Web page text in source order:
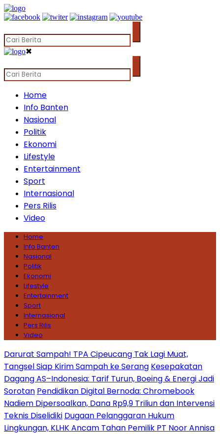
✖
Home
Info Banten
Nasional
Politik
Ekonomi
Lifestyle
Entertainment
Sport
Internasional
Pers Rilis
Video
Home
Info Banten
Nasional
Politik
Ekonomi
Lifestyle
Entertainment
Sport
Internasional
Pers Rilis
Video
Darurat Sampah! TPA Cipeucang Tak Lagi Muat,
Tangsel Siap Kirim Sampah ke Serang Kesepakatan
Dagang AS–Indonesia: Tarif Turun, Boeing & Energi Jadi
Sorotan Pendidikan Digital Bernoda: Chromebook
Nadiem Dipersoalkan, Dana Rp9,9 Triliun dan Intervensi
Teknis Diselidiki Dugaan Pelanggaran Hukum
Lingkungan, KLHK Ancam Tahan Pemilik PT Noor Annisa